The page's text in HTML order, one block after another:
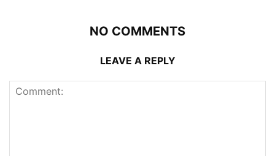
NO COMMENTS
LEAVE A REPLY